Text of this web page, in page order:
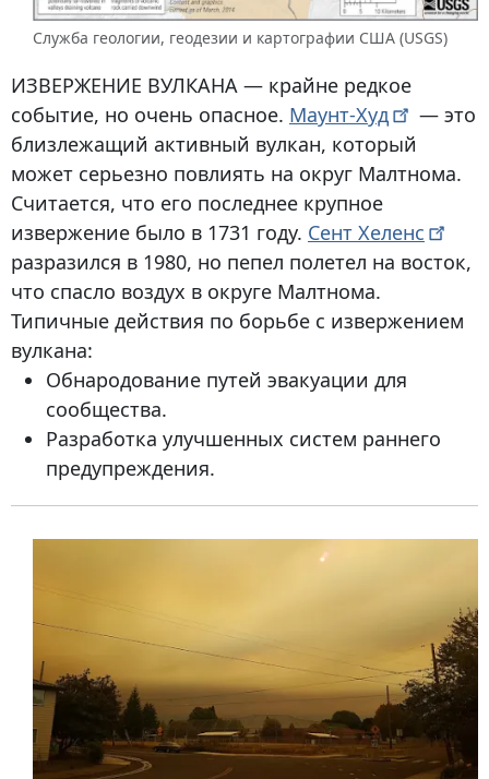
Служба геологии, геодезии и картографии США (USGS)
ИЗВЕРЖЕНИЕ ВУЛКАНА — крайне редкое
событие, но очень опасное. Маунт-Худ
— это
близлежащий активный вулкан, который
может серьезно повлиять на округ Малтнома.
Считается, что его последнее крупное
извержение было в 1731 году. Сент Хеленс
разразился в 1980, но пепел полетел на восток,
что спасло воздух в округе Малтнома.
Типичные действия по борьбе с извержением
вулкана:
Обнародование путей эвакуации для
сообщества.
Разработка улучшенных систем раннего
предупреждения.